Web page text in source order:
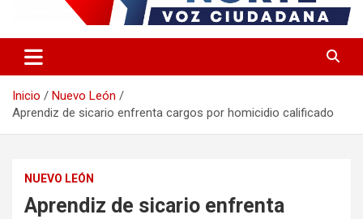
Vector Norte
Inicio
Nuevo León
Aprendiz de sicario enfrenta cargos por homicidio calificado
NUEVO LEÓN
Aprendiz de sicario enfrenta